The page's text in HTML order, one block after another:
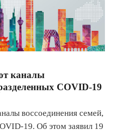
каналы
COVID-19
воссоединения семей,
19. Об этом заявил 19